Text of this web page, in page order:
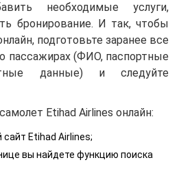
необходимые услуги,
бронирование. И так, чтобы
подготовьте заранее все
пассажирах (ФИО, паспортные
данные) и следуйте
Etihad Airlines онлайн:
Etihad Airlines;
вы найдете функцию поиска